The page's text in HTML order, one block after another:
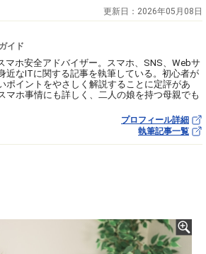
更新日： 2026年05月08日
イド
マホ安全アドバイザー。スマホ、SNS、Webサ
近なITに関する記事を執筆している。初心者が
ポイントをやさしく解説することに定評があ
マホ事情にも詳しく、二人の娘を持つ母親でも
プロフィール詳細
執筆記事一覧